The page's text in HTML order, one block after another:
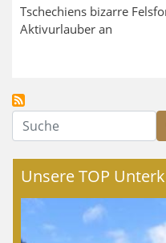
Tschechiens bizarre
Aktivurlauber an
Suche
Unsere TOP